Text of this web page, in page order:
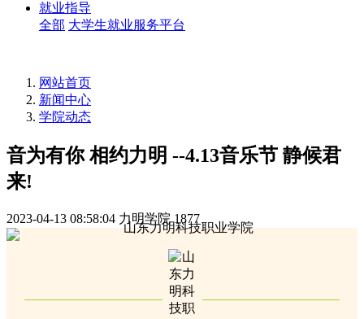
就业指导
全部 大学生就业服务平台
网站首页
新闻中心
学院动态
音为有你 相约力明 --4.13音乐节 静候君
来!
2023-04-13 08:58:04 力明学院 1877